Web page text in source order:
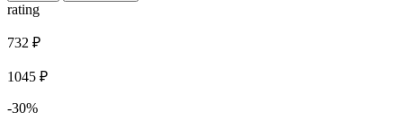
rating
732 ₽
1045 ₽
-30%